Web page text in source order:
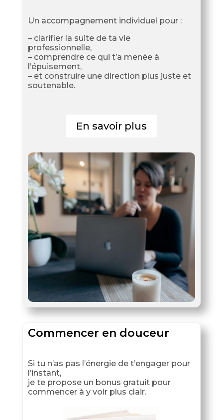
Un accompagnement individuel pour :
– clarifier la suite de ta vie
professionnelle,
– comprendre ce qui t’a menée à
l’épuisement,
– et construire une direction plus juste et
soutenable.
En savoir plus
Commencer en douceur
Si tu n’as pas l’énergie de t’engager pour
l’instant,
je te propose un bonus gratuit pour
commencer à y voir plus clair.